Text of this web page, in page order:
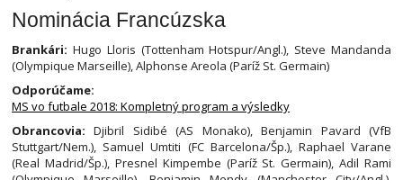
Nominácia Francúzska
Brankári: Hugo Lloris (Tottenham Hotspur/Angl.), Steve Mandanda
(Olympique Marseille), Alphonse Areola (Paríž St. Germain)
Odporúčame:
MS vo futbale 2018: Kompletný program a výsledky
Obrancovia: Djibril Sidibé (AS Monako), Benjamin Pavard (VfB
Stuttgart/Nem.), Samuel Umtiti (FC Barcelona/Šp.), Raphael Varane
(Real Madrid/Šp.), Presnel Kimpembe (Paríž St. Germain), Adil Rami